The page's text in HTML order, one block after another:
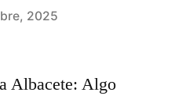
2025
Albacete: Algo